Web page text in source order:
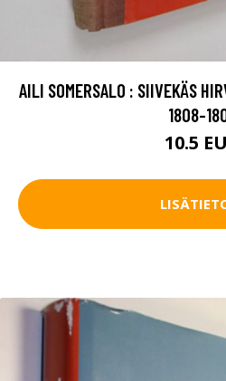
AILI SOMERSALO : SIIVEKÄS
1808-
10.5